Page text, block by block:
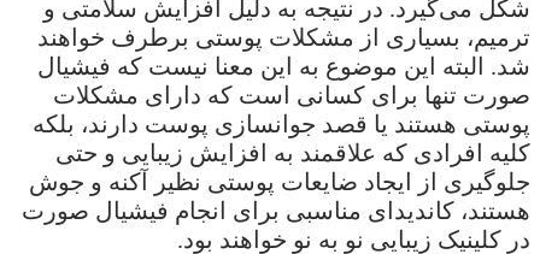
شکل می‌گیرد. در نتیجه به دلیل افزایش سلامتی و
ترمیم، بسیاری از مشکلات پوستی برطرف خواهند
شد. البته این موضوع به این معنا نیست که فیشیال
صورت تنها برای کسانی است که دارای مشکلات
پوستی هستند یا قصد جوانسازی پوست دارند، بلکه
کلیه افرادی که علاقمند به افزایش زیبایی و حتی
جلوگیری از ایجاد ضایعات پوستی نظیر آکنه و جوش
هستند، کاندیدای مناسبی برای انجام فیشیال صورت
در کلینیک زیبایی نو به نو خواهند بود.